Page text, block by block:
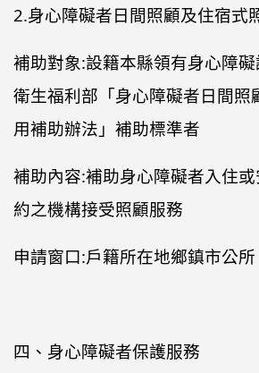
2.身心障礙者日間照顧及住宿式
補助對象:設籍本縣領有身心障
衛生福利部「身心障礙者日間照
用補助辦法」補助標準者
補助內容:補助身心障礙者入住
約之機構接受照顧服務
申請窗口:戶籍所在地鄉鎮市公所
四、身心障礙者保護服務